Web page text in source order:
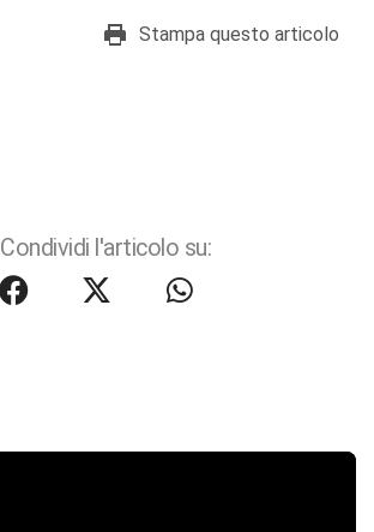
Stampa questo articolo
Condividi l'articolo su: